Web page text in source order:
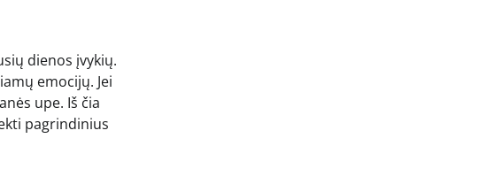
dienos įvykių.
emocijų. Jei
upe. Iš čia
pagrindinius